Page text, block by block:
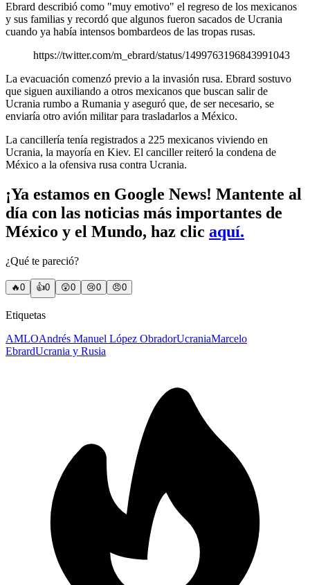
Ebrard describió como "muy emotivo" el regreso de los mexicanos
y sus familias y recordó que algunos fueron sacados de Ucrania
cuando ya había intensos bombardeos de las tropas rusas.
https://twitter.com/m_ebrard/status/1499763196843991043
La evacuación comenzó previo a la invasión rusa. Ebrard sostuvo
que siguen auxiliando a otros mexicanos que buscan salir de
Ucrania rumbo a Rumania y aseguró que, de ser necesario, se
enviaría otro avión militar para trasladarlos a México.
La cancillería tenía registrados a 225 mexicanos viviendo en
Ucrania, la mayoría en Kiev. El canciller reiteró la condena de
México a la ofensiva rusa contra Ucrania.
¡Ya estamos en Google News! Mantente al
día con las noticias más importantes de
México y el Mundo, haz clic aquí.
¿Qué te pareció?
🔥0 👍0 😲0 😢0 😠0
Etiquetas
AMLOAndrés Manuel López ObradorUcraniaMarcelo
EbrardUcrania y Rusia